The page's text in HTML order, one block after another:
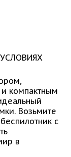
компактным
Возьмите
с
в